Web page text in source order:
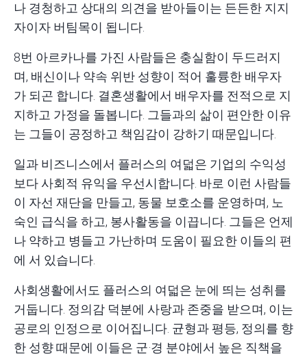
나 경청하고 상대의 의견을 받아들이는 든든한 지지
자이자 버팀목이 됩니다.
8번 아르카나를 가진 사람들은 충실함이 두드러지
며, 배신이나 약속 위반 성향이 적어 훌륭한 배우자
가 되곤 합니다. 결혼생활에서 배우자를 전적으로 지
지하고 가정을 돌봅니다. 그들과의 삶이 편안한 이유
는 그들이 공정하고 책임감이 강하기 때문입니다.
일과 비즈니스에서 플러스의 여덟은 기업의 수익성
보다 사회적 유익을 우선시합니다. 바로 이런 사람들
이 자선 재단을 만들고, 동물 보호소를 운영하며, 노
숙인 급식을 하고, 봉사활동을 이끕니다. 그들은 언제
나 약하고 병들고 가난하며 도움이 필요한 이들의 편
에 서 있습니다.
사회생활에서도 플러스의 여덟은 눈에 띄는 성취를
거둡니다. 정의감 덕분에 사랑과 존중을 받으며, 이는
공로의 인정으로 이어집니다. 균형과 평등, 정의를 향
한 성향 때문에 이들은 군·경 분야에서 높은 직책을